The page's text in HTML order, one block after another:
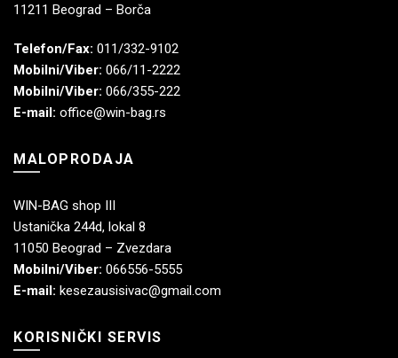
11211 Beograd – Borča
Telefon/Fax: 011/332-9102
Mobilni/Viber: 066/11-2222
Mobilni/Viber: 066/355-222
E-mail: office@win-bag.rs
MALOPRODAJA
WIN-BAG shop III
Ustanička 244d, lokal 8
11050 Beograd – Zvezdara
Mobilni/Viber: 066556-5555
E-mail: kesezausisivac@gmail.com
KORISNIČKI SERVIS